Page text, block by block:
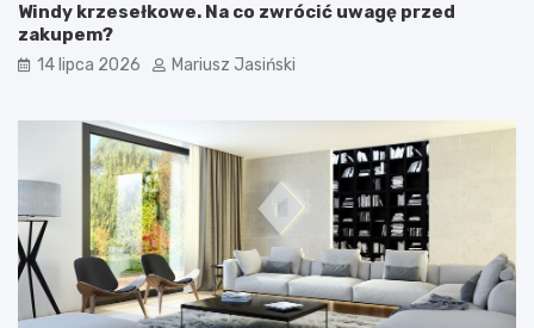
Windy krzesełkowe. Na co zwrócić uwagę przed
zakupem?
14 lipca 2026 Mariusz Jasiński